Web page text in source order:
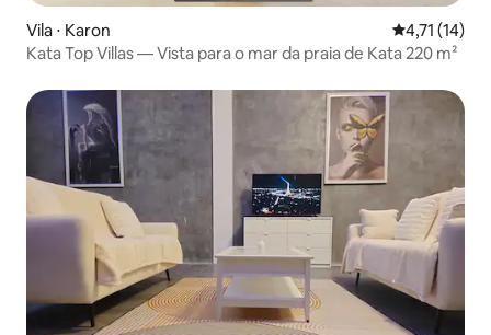
Vila ⋅ Karon 4,71 de uma
4,71 (14)
Kata Top Villas — Vista para o mar da praia de Kata 220 m²